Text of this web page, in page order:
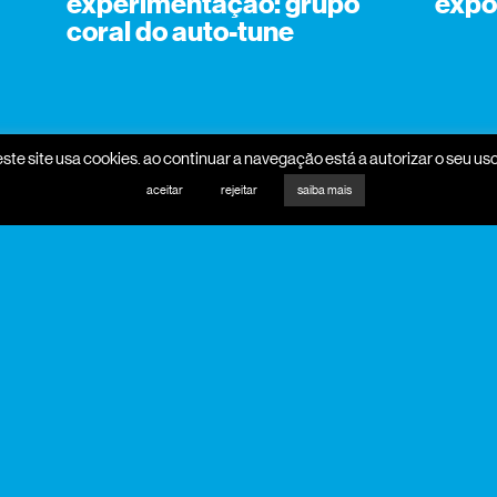
coral do auto-tune
mecenas
site usa cookies. ao continuar a navegação está a autorizar o seu
aceitar rejeitar saiba mais